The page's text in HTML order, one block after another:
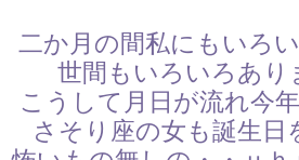
二か月の間私にもいろ
世間もいろいろあり
こうして月日が流れ今
さそり座の女も誕生日